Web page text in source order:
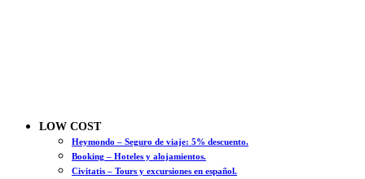
LOW COST
Heymondo – Seguro de viaje: 5% descuento.
Booking – Hoteles y alojamientos.
Civitatis – Tours y excursiones en español.